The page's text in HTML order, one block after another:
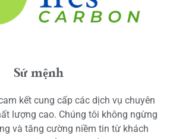
Sứ mệnh
kết cung cấp các dịch vụ chuyên
lượng cao. Chúng tôi không ngừng
và tăng cường niềm tin từ khách